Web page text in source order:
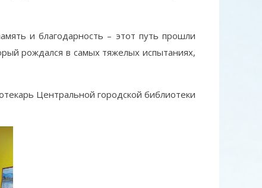
и благодарность – этот путь прошли
рождался в самых тяжелых испытаниях,
Центральной городской библиотеки